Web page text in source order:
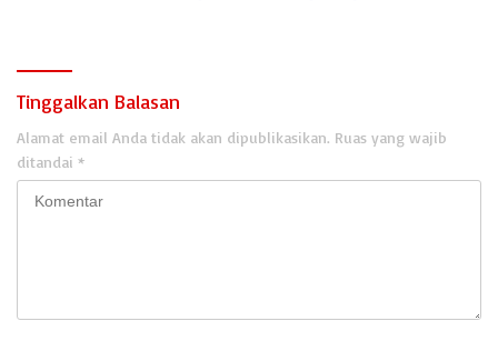
Tinggalkan Balasan
Alamat email Anda tidak akan dipublikasikan. Ruas yang wajib
ditandai *